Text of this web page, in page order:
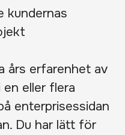
kundernas
års erfarenhet av
eller flera
enterprisessidan
Du har lätt för